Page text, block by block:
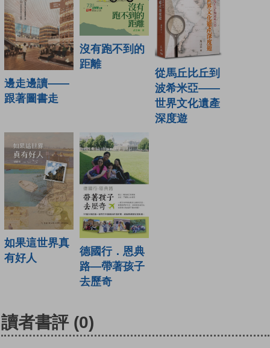
邊走邊讀——
跟著圖書走
沒有跑不到的
距離
從馬丘比丘到
波希米亞——
世界文化遺產
深度遊
如果這世界真
有好人
德國行．恩典
路—帶著孩子
去歷奇
讀者書評 (0)